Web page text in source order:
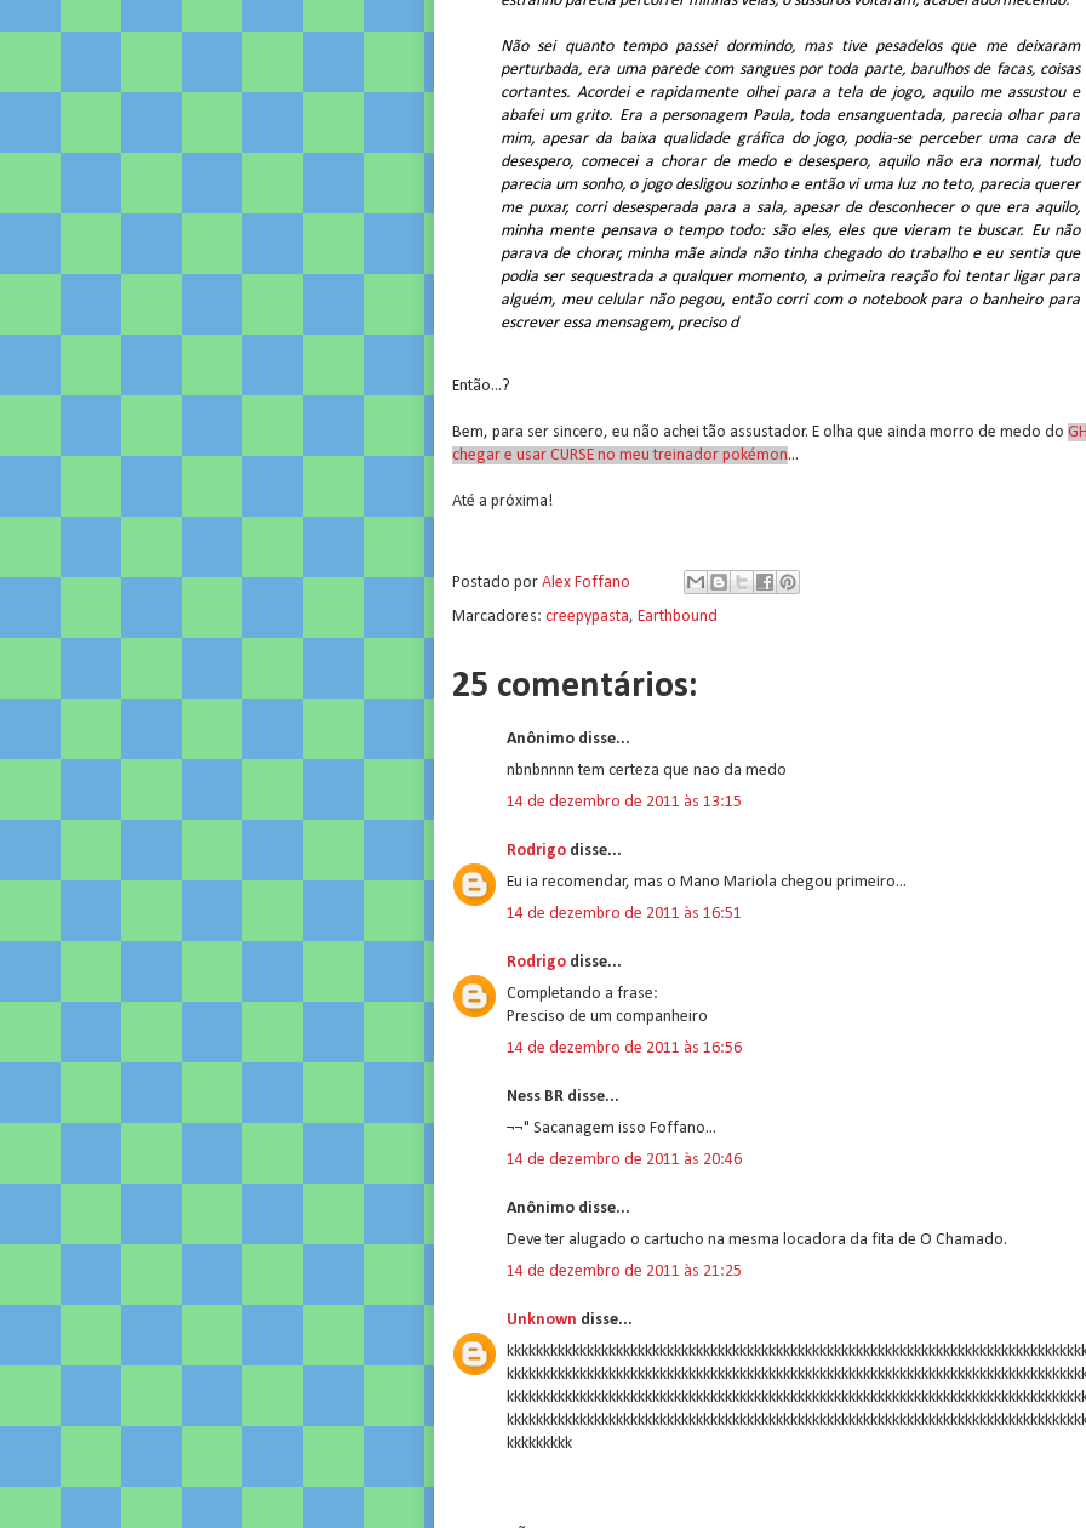
Não sei quanto tempo passei dormindo, mas tive pesadelos que me deixaram
perturbada, era uma parede com sangues por toda parte, barulhos de facas, coisas
cortantes. Acordei e rapidamente olhei para a tela de jogo, aquilo me assustou e
abafei um grito. Era a personagem Paula, toda ensanguentada, parecia olhar para
mim, apesar da baixa qualidade gráfica do jogo, podia-se perceber uma cara de
desespero, comecei a chorar de medo e desespero, aquilo não era normal, tudo
parecia um sonho, o jogo desligou sozinho e então vi uma luz no teto, parecia querer
me puxar, corri desesperada para a sala, apesar de desconhecer o que era aquilo,
minha mente pensava o tempo todo: são eles, eles que vieram te buscar. Eu não
parava de chorar, minha mãe ainda não tinha chegado do trabalho e eu sentia que
podia ser sequestrada a qualquer momento, a primeira reação foi tentar ligar para
alguém, meu celular não pegou, então corri com o notebook para o banheiro para
escrever essa mensagem, preciso d
Então...?
Bem, para ser sincero, eu não achei tão assustador. E olha que ainda morro de medo do
chegar e usar CURSE no meu treinador pokémon...
Até a próxima!
Postado por Alex Foffano
Marcadores: creepypasta, Earthbound
25 comentários:
Anônimo disse...
nbnbnnnn tem certeza que nao da medo
14 de dezembro de 2011 às 13:15
Rodrigo disse...
Eu ia recomendar, mas o Mano Mariola chegou primeiro...
14 de dezembro de 2011 às 16:51
Rodrigo disse...
Completando a frase:
Presciso de um companheiro
14 de dezembro de 2011 às 16:56
Ness BR disse...
¬¬" Sacanagem isso Foffano...
14 de dezembro de 2011 às 20:46
Anônimo disse...
Deve ter alugado o cartucho na mesma locadora da fita de O Chamado.
14 de dezembro de 2011 às 21:25
Unknown disse...
kkkkkkkkk